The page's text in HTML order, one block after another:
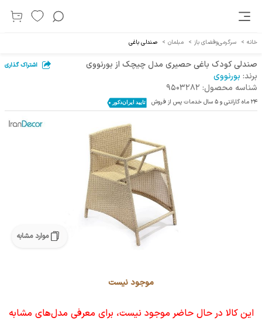
خانه > سرگرمی‌و‌فضای باز > مبلمان > صندلی‌ باغی
صندلی کودک باغی حصیری مدل چیچک از بورنووی اشتراک گذاری
برند: بورنووی
شناسه محصول: 9503282
24 ماه گارانتی و 5 سال خدمات پس از فروش
موارد مشابه
موجود نیست
این کالا در حال حاضر موجود نیست، برای معرفی مدل‌های مشابه